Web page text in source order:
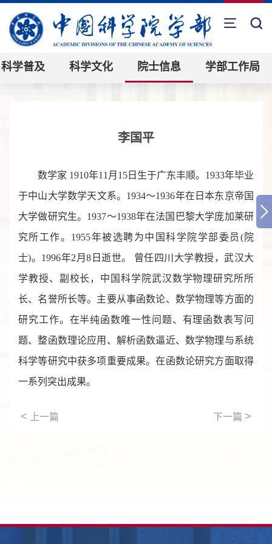
科学普及 科学文化 院士信息 学部工作局
李国平
数学家 1910年11月15日生于广东丰顺。1933年毕业
于中山大学数学天文系。1934～1936年在日本东京帝国
大学做研究生。1937～1938年在法国巴黎大学庞加莱研
究所工作。1955年被选聘为中国科学院学部委员(院
士)。1996年2月8日逝世。 曾任四川大学教授，武汉大
学教授、副校长，中国科学院武汉数学物理研究所所
长、名誉所长等。主要从事函数论、数学物理等方面的
研究工作。在半纯函数唯一性问题、有理函数表写问
题、整函数理论应用、解析函数逼近、数学物理与系统
科学等研究中获多项重要成果。在函数论研究方面取得
一系列突出成果。
< 上一篇 下一篇 >